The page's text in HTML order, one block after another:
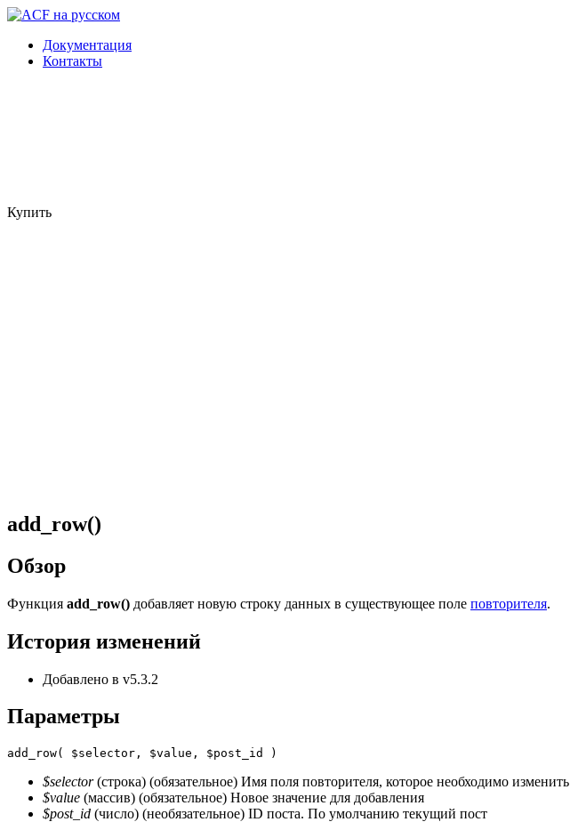
Документация
Контакты
Купить
add_row()
Обзор
Функция add_row() добавляет новую строку данных в существующее поле повторителя.
История изменений
Добавлено в v5.3.2
Параметры
add_row( $selector , $value , $post_id )
$selector(строка) (обязательное) Имя поля повторителя, которое необходимо изменить
$value (массив) (обязательное) Новое значение для добавления
$post_id (число) (необязательное) ID поста. По умолчанию текущий пост